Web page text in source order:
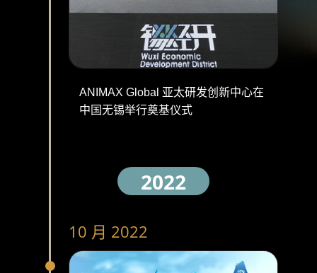
ANIMAX Global 亚太研发创新中心在
中国无锡举行奠基仪式
2022
10 月 2022